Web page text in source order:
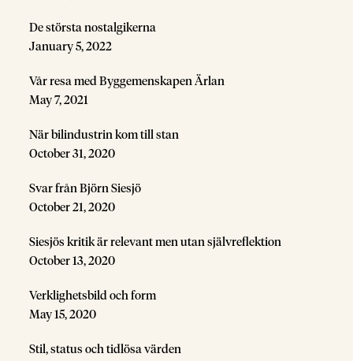
De största nostalgikerna
January 5, 2022
Vår resa med Byggemenskapen Ärlan
May 7, 2021
När bilindustrin kom till stan
October 31, 2020
Svar från Björn Siesjö
October 21, 2020
Siesjös kritik är relevant men utan självreflektion
October 13, 2020
Verklighetsbild och form
May 15, 2020
Stil, status och tidlösa värden